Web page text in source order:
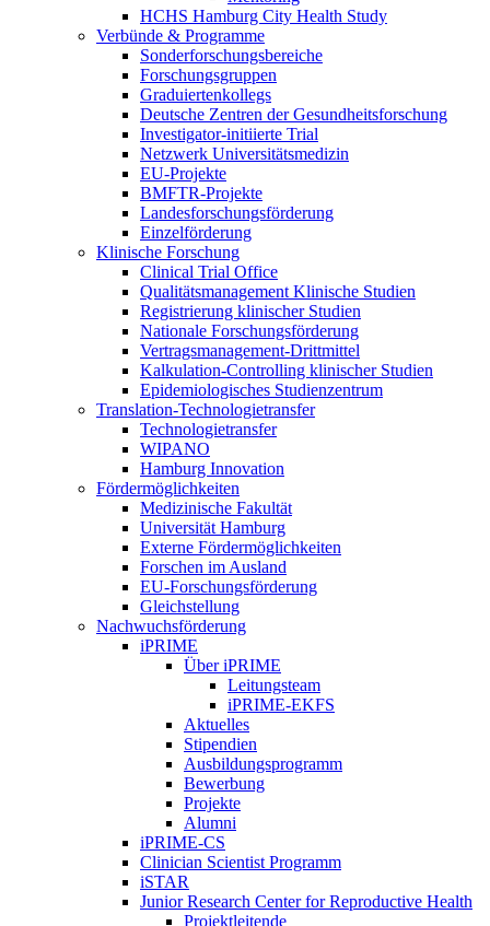
HCHS Hamburg City Health Study
Verbünde & Programme
Sonderforschungsbereiche
Forschungsgruppen
Graduiertenkollegs
Deutsche Zentren der Gesundheitsforschung
Investigator-initiierte Trial
Netzwerk Universitätsmedizin
EU-Projekte
BMFTR-Projekte
Landesforschungsförderung
Einzelförderung
Klinische Forschung
Clinical Trial Office
Qualitätsmanagement Klinische Studien
Registrierung klinischer Studien
Nationale Forschungsförderung
Vertragsmanagement-Drittmittel
Kalkulation-Controlling klinischer Studien
Epidemiologisches Studienzentrum
Translation-Technologietransfer
Technologietransfer
WIPANO
Hamburg Innovation
Fördermöglichkeiten
Medizinische Fakultät
Universität Hamburg
Externe Fördermöglichkeiten
Forschen im Ausland
EU-Forschungsförderung
Gleichstellung
Nachwuchsförderung
iPRIME
Über iPRIME
Leitungsteam
iPRIME-EKFS
Aktuelles
Stipendien
Ausbildungsprogramm
Bewerbung
Projekte
Alumni
iPRIME-CS
Clinician Scientist Programm
iSTAR
Junior Research Center for Reproductive Health
Projektleitende